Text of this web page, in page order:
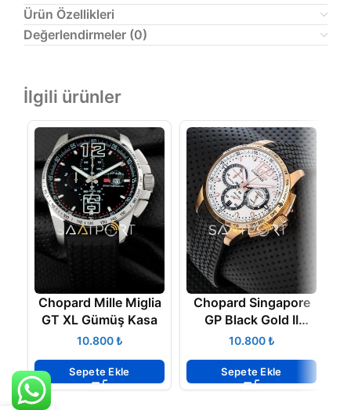
Ürün Özellikleri
Değerlendirmeler (0)
İlgili ürünler
Chopard Mille Miglia
GT XL Gümüş Kasa
₺
Sepete Ekle
Chopard Singapore
GP Black Gold II
Bayan₺
Sepete Ekle